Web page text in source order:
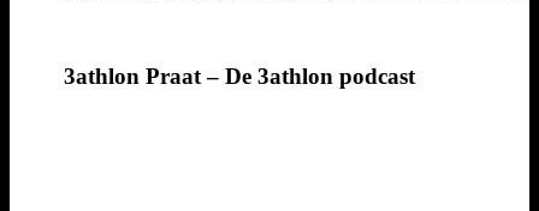
3athlon Praat – De 3athlon podcast